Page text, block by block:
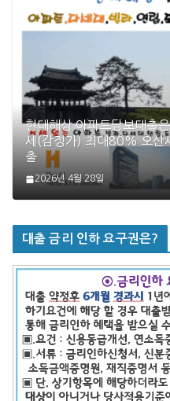
현대해상 아파트담보대출
세(감정가) 최대80% 오산
출
2026년 4월 28일
대출 금리 인하 요구권은?